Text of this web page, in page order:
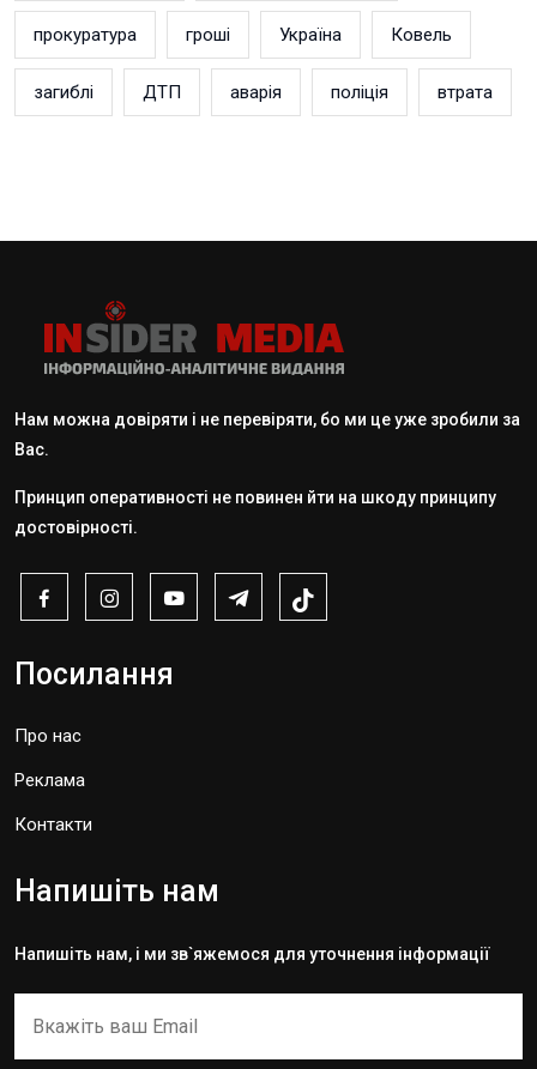
прокуратура гроші Україна Ковель
загиблі ДТП аварія поліція втрата
Нам можна довіряти і не перевіряти, бо ми це уже зробили за
Вас.
Принцип оперативності не повинен йти на шкоду принципу
достовірності.
Посилання
Про нас
Реклама
Контакти
Напишіть нам
Напишіть нам, і ми зв`яжемося для уточнення інформації